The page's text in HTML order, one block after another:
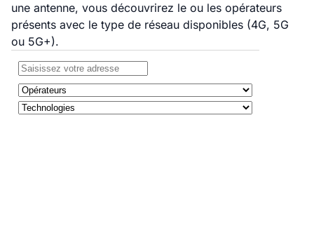
une antenne, vous découvrirez le ou les opérateurs
présents avec le type de réseau disponibles (4G, 5G
ou 5G+).